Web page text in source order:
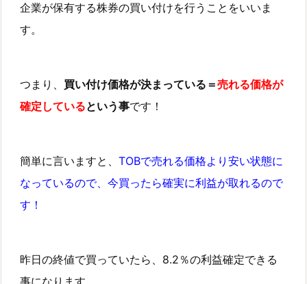
企業が保有する株券の買い付けを行うことをいいま
す。
つまり、 買い付け価格が決まっている＝売れる価格が
確定しているという事です！
簡単に言いますと、 TOBで売れる価格より安い状態に
なっているので、今買ったら確実に利益が取れるので
す！
昨日の終値で買っていたら、8.2％の利益確定できる